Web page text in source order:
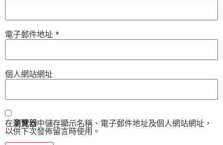
電子郵件地址 *
個人網站網址
在瀏覽器中儲存顯示名稱、電子郵件地址及個人網站網址，
以供下次發佈留言時使用。